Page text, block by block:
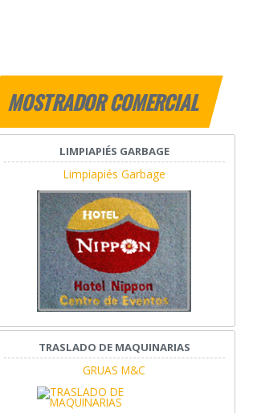
MOSTRADOR COMERCIAL
LIMPIAPIÉS GARBAGE
Limpiapiés Garbage
TRASLADO DE MAQUINARIAS
GRUAS M&C